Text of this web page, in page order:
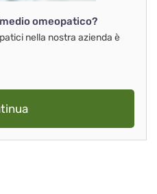
omeopatico?
nella nostra azienda è